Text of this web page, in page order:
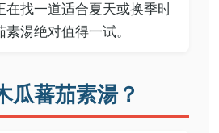
在找一道适合夏天或换季时
湯绝对值得一试。
瓜蕃茄素湯？